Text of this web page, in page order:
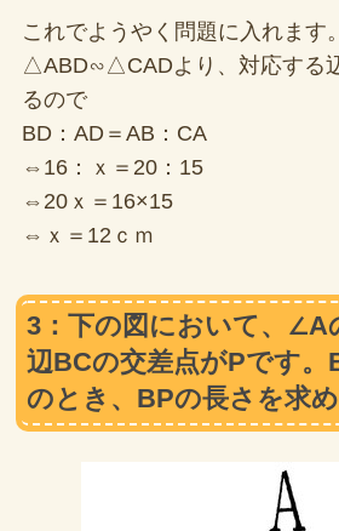
これでようやく問題に入れます。
△ABD∽△CADより、対応する
るので
BD：AD＝AB：CA
⇔16：ｘ＝20：15
⇔20ｘ＝16×15
⇔ｘ＝12ｃｍ
3：下の図において、∠A
辺BCの交差点がPです。
のとき、BPの長さを求め